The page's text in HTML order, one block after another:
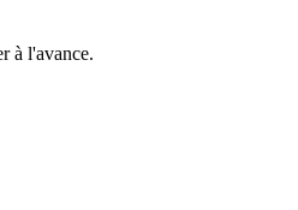
à l'avance.